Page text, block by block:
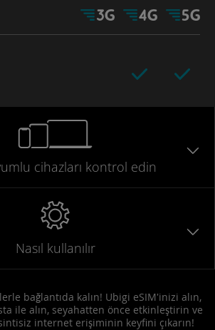
cihazları kontrol edin
Nasıl kullanılır
bağlantıda kalın! Ubigi eSIM'inizi alın,
ile alın, seyahatten önce etkinleştirin ve
internet erişiminin keyfini çıkarın!